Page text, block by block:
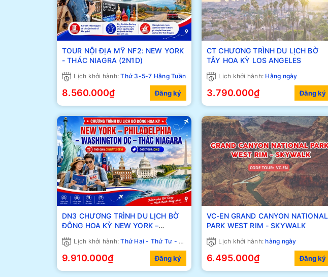
TOUR NỘI ĐỊA MỸ NF2: NEW YORK
- THÁC NIAGRA (2N1D)
Lịch khởi hành:Thứ 3-5-7 Hằng Tuần
8.560.000₫ Đăng ký
CT CHƯƠNG TRÌNH DU LỊCH BỜ
TÂY HOA KỲ LOS ANGELES
Lịch khởi hành: Hằng ngày
3.790.000₫ Đăng ký
DN3 CHƯƠNG TRÌNH DU LỊCH BỜ
ĐÔNG HOA KỲ NEW YORK –
– THÁC NIAGARA
Lịch khởi hành:Thứ Hai - Thứ Tư - Thứ Sáu
9.910.000₫ Đăng ký
VC-EN GRAND CANYON NATIONAL
PARK WEST RIM - SKYWALK
Lịch khởi hành:hàng ngày
6.495.000₫ Đăng ký